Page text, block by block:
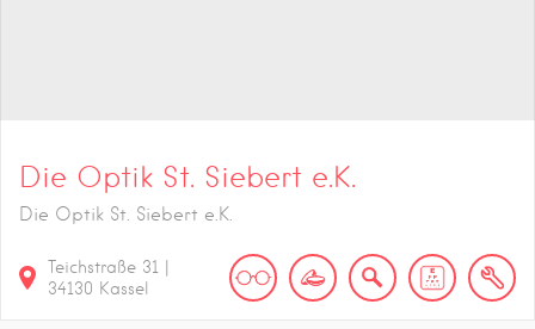
Die Optik St. Siebert e.K.
Die Optik St. Siebert e.K.
Teichstraße 31
34130 Kassel